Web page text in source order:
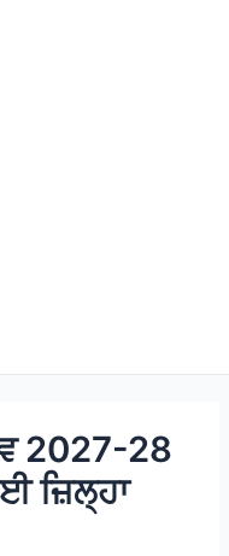
2027-28
ਜ਼ਿਲ੍ਹਾ